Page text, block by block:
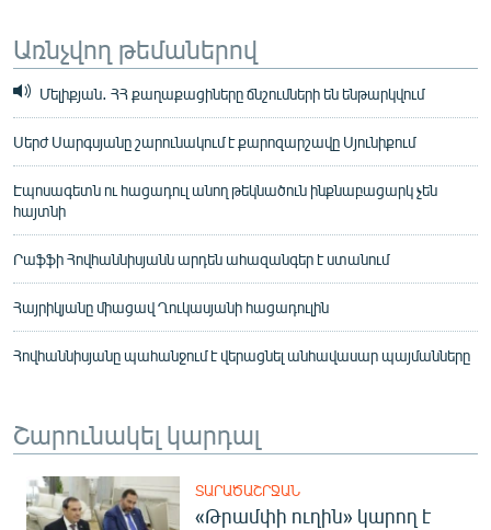
Առնչվող թեմաներով
Մելիքյան․ ՀՀ քաղաքացիները ճնշումների են ենթարկվում
Սերժ Սարգսյանը շարունակում է քարոզարշավը Սյունիքում
Էպոսագետն ու հացադուլ անող թեկնածուն ինքնաբացարկ չեն
հայտնի
Րաֆֆի Հովհաննիսյանն արդեն ահազանգեր է ստանում
Հայրիկյանը միացավ Ղուկասյանի հացադուլին
Հովհաննիսյանը պահանջում է վերացնել անհավասար պայմանները
Շարունակել կարդալ
ՏԱՐԱԾԱՇՐՋԱՆ
«Թրամփի ուղին» կարող է